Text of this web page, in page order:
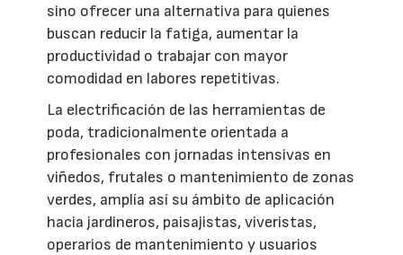
sino ofrecer una alternativa para quienes
buscan reducir la fatiga, aumentar la
productividad o trabajar con mayor
comodidad en labores repetitivas.
La electrificación de las herramientas de
poda, tradicionalmente orientada a
profesionales con jornadas intensivas en
viñedos, frutales o mantenimiento de zonas
verdes, amplía así su ámbito de aplicación
hacia jardineros, paisajistas, viveristas,
operarios de mantenimiento y usuarios